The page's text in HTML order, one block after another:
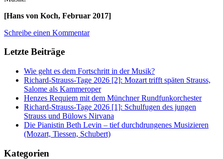
[Hans von Koch, Februar 2017]
Schreibe einen Kommentar
Letzte Beiträge
Wie geht es dem Fortschritt in der Musik?
Richard-Strauss-Tage 2026 [2]: Mozart trifft späten Strauss,
Salome als Kammeroper
Henzes Requiem mit dem Münchner Rundfunkorchester
Richard-Strauss-Tage 2026 [1]: Schulfugen des jungen
Strauss und Bülows Nirvana
Die Pianistin Beth Levin – tief durchdrungenes Musizieren
(Mozart, Tiessen, Schubert)
Kategorien